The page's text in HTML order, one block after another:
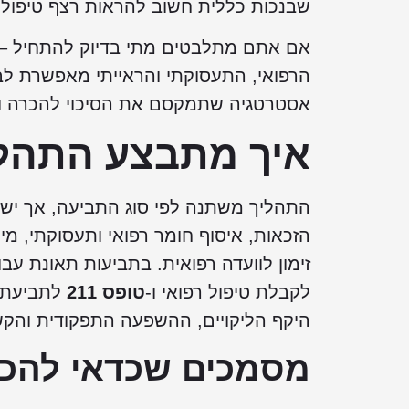
שבנכות כללית חשוב להראות רצף
אם אתם מתלבטים מתי בדיוק להתחיל
הרפואי, התעסוקתי והראייתי מאפשרת
אסטרטגיה שתמקסם את הסיכוי להכרה
איך מתבצע
התהליך משתנה לפי סוג התביעה, אך
הזכאות, איסוף חומר רפואי ותעסוקתי,
זימון לוועדה רפואית. בתביעות תאונת
לקבלת טיפול רפואי ו-טופס 211
לתביעת
היקף הליקויים, ההשפעה התפקודית
מסמכים שכדאי